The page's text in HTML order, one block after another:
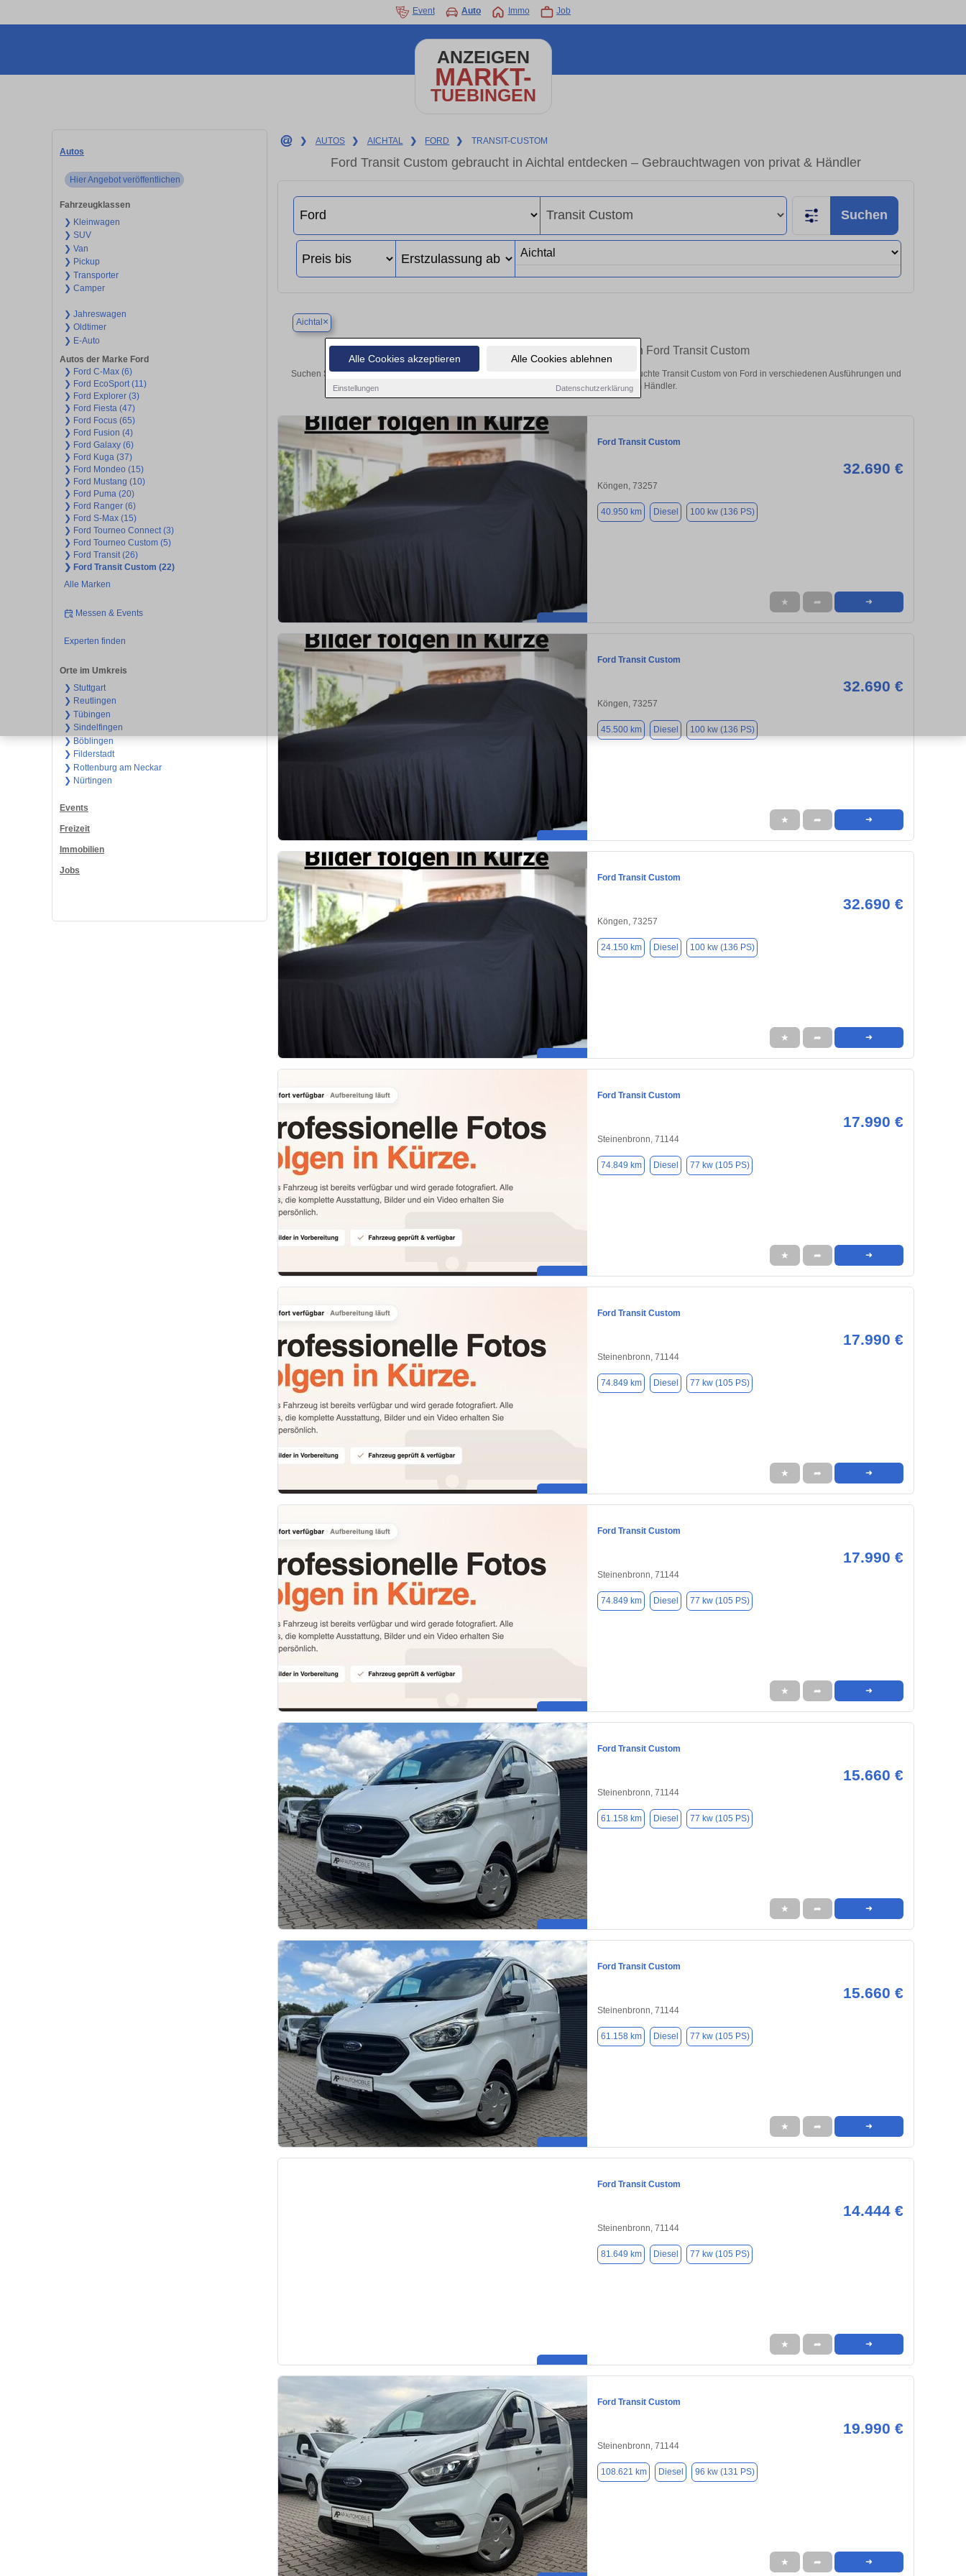
Alle Cookies akzeptieren Alle Cookies ablehnen
Einstellungen Datenschutzerklärung
Event Auto Immo Job
ANZEIGEN
MARKT-
TUEBINGEN
Autos
Hier Angebot veröffentlichen
Fahrzeugklassen
❯ Kleinwagen
❯ SUV
❯ Van
❯ Pickup
❯ Transporter
❯ Camper
❯ Jahreswagen
❯ Oldtimer
❯ E-Auto
Autos der Marke Ford
❯ Ford C-Max (6)
❯ Ford EcoSport (11)
❯ Ford Explorer (3)
❯ Ford Fiesta (47)
❯ Ford Focus (65)
❯ Ford Fusion (4)
❯ Ford Galaxy (6)
❯ Ford Kuga (37)
❯ Ford Mondeo (15)
❯ Ford Mustang (10)
❯ Ford Puma (20)
❯ Ford Ranger (6)
❯ Ford S-Max (15)
❯ Ford Tourneo Connect (3)
❯ Ford Tourneo Custom (5)
❯ Ford Transit (26)
❯ Ford Transit Custom (22)
Alle Marken
Messen & Events
Experten finden
Orte im Umkreis
❯ Stuttgart
❯ Reutlingen
❯ Tübingen
❯ Sindelfingen
❯ Böblingen
❯ Filderstadt
❯ Rottenburg am Neckar
❯ Nürtingen
Events
Freizeit
Immobilien
Jobs
❯ AUTOS ❯ AICHTAL ❯ FORD ❯ TRANSIT-CUSTOM
Ford Transit Custom gebraucht in Aichtal entdecken – Gebrauchtwagen von privat & Händler
Suchen
Aichtal ×
Finden Sie in Aichtal Ihren gebrauchten Ford Transit Custom
Suchen Sie in Aichtal einen Ford Transit Custom Gebrauchtwagen? Entdecken Sie gebrauchte Transit Custom von Ford in verschiedenen Ausführungen und
Preisklassen von privat und vom Händler.
Ford Transit Custom
32.690 €
Köngen, 73257
40.950 km Diesel 100 kw (136 PS)
★ ➦ ➜
Ford Transit Custom
32.690 €
Köngen, 73257
45.500 km Diesel 100 kw (136 PS)
★ ➦ ➜
Ford Transit Custom
32.690 €
Köngen, 73257
24.150 km Diesel 100 kw (136 PS)
★ ➦ ➜
Ford Transit Custom
17.990 €
Steinenbronn, 71144
74.849 km Diesel 77 kw (105 PS)
★ ➦ ➜
Ford Transit Custom
17.990 €
Steinenbronn, 71144
74.849 km Diesel 77 kw (105 PS)
★ ➦ ➜
Ford Transit Custom
17.990 €
Steinenbronn, 71144
74.849 km Diesel 77 kw (105 PS)
★ ➦ ➜
Ford Transit Custom
15.660 €
Steinenbronn, 71144
61.158 km Diesel 77 kw (105 PS)
★ ➦ ➜
Ford Transit Custom
15.660 €
Steinenbronn, 71144
61.158 km Diesel 77 kw (105 PS)
★ ➦ ➜
Ford Transit Custom
14.444 €
Steinenbronn, 71144
81.649 km Diesel 77 kw (105 PS)
★ ➦ ➜
Ford Transit Custom
19.990 €
Steinenbronn, 71144
108.621 km Diesel 96 kw (131 PS)
★ ➦ ➜